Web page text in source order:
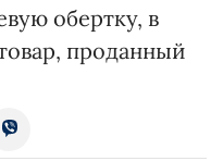
обертку, в
проданный